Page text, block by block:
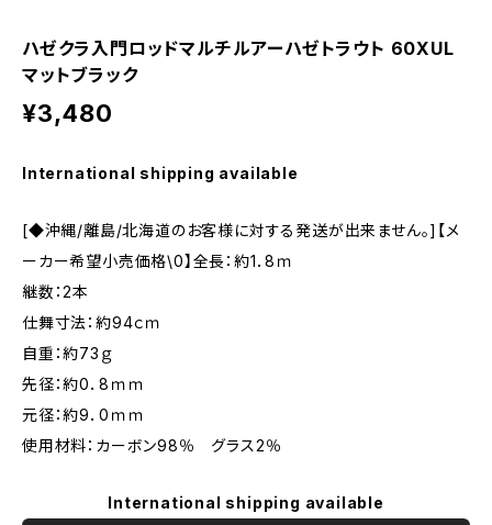
ハゼクラ入門ロッドマルチルアーハゼトラウト 60XUL
マットブラック
¥3,480
International shipping available
[◆沖縄/離島/北海道のお客様に対する発送が出来ません。]【メ
ーカー希望小売価格\0】全長：約1．8ｍ
継数：2本
仕舞寸法：約94ｃｍ
自重：約73ｇ
先径：約0．8ｍｍ
元径：約9．0ｍｍ
使用材料：カーボン98％ グラス2％
International shipping available